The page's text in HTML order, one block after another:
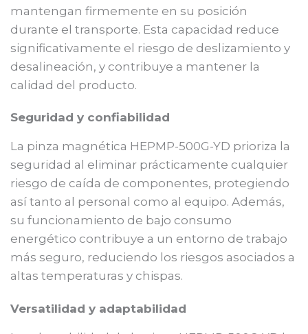
mantengan firmemente en su posición
durante el transporte. Esta capacidad reduce
significativamente el riesgo de deslizamiento y
desalineación, y contribuye a mantener la
calidad del producto.
Seguridad y confiabilidad
La pinza magnética HEPMP-500G-YD prioriza la
seguridad al eliminar prácticamente cualquier
riesgo de caída de componentes, protegiendo
así tanto al personal como al equipo. Además,
su funcionamiento de bajo consumo
energético contribuye a un entorno de trabajo
más seguro, reduciendo los riesgos asociados a
altas temperaturas y chispas.
Versatilidad y adaptabilidad